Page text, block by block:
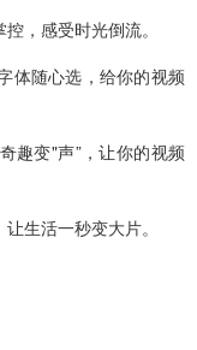
，感受时光倒流。
体随心选，给你的视频
趣变"声”，让你的视频
生活一秒变大片。